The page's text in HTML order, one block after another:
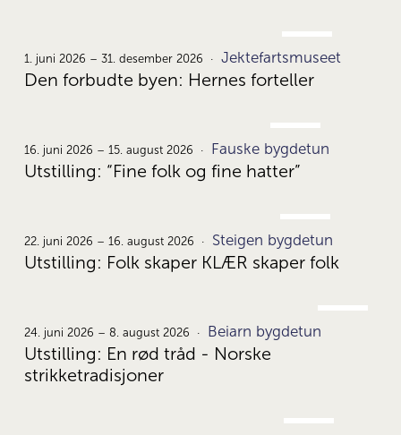
1.
1. juni 2026 – 31. desember 2026 Jektefartsmuseet
Den forbudte byen: Hernes forteller
16.
16. juni 2026 – 15. august 2026 Fauske bygdetun
Utstilling: “Fine folk og fine hatter”
22.
22. juni 2026 – 16. august 2026 Steigen bygdetun
Utstilling: Folk skaper KLÆR skaper folk
24. juni 2026 – 8. august 2026 Beiarn bygdetun
Utstilling: En rød tråd - Norske
strikketradisjoner